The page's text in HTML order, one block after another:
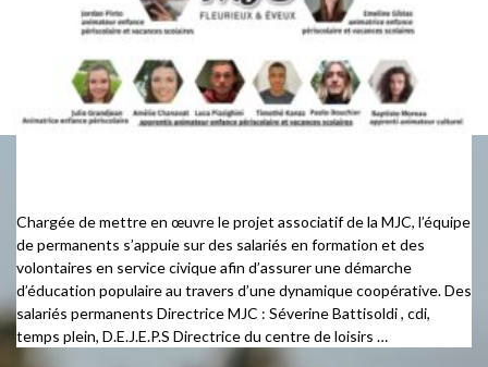
Chargée de mettre en œuvre le projet associatif de la MJC, l’équipe
de permanents s’appuie sur des salariés en formation et des
volontaires en service civique afin d’assurer une démarche
d’éducation populaire au travers d’une dynamique coopérative. Des
salariés permanents Directrice MJC : Séverine Battisoldi , cdi,
temps plein, D.E.J.E.P.S Directrice du centre de loisirs …